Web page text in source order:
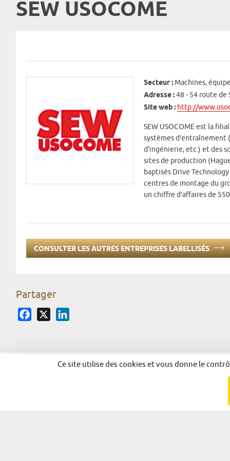
SEW USOCOME
Secteur : Machines,
Adresse :48 - 54 route de
Site web : http://
SEW USOCOME est la
systèmes
d'ingénierie, etc.) et des
sites de production
baptisés Drive
centres de montage du
un chiffre d’affaires de
CONSULTER LES AUTRES ENTREPRISES LABELLISÉS
Partager
Facebook
© 2026 - Alsace ExcellenceCe site utilise des cookies et vous donne le